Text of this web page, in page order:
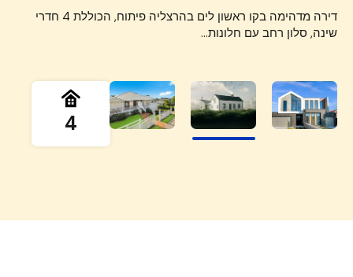
דירה מדהימה בקו ראשון לים בהרצליה פיתוח, הכוללת 4 חדרי
שינה, סלון רחב עם חלונות…
בפרויקט חדש בבקעה – אחת השכונות האיכותיות בירושלים,
מוצעת דירת 4 חדרים עם סטנדרט בנייה…
יחידת דיור 2 חדרים מחודשת בשכונת הדר המבוקשת. כוללת סלון
קטן, מטבח חדש ושירותים/מקלחת בעיצוב…
המשקיפה לכנרת וחניה פרטית.…
4